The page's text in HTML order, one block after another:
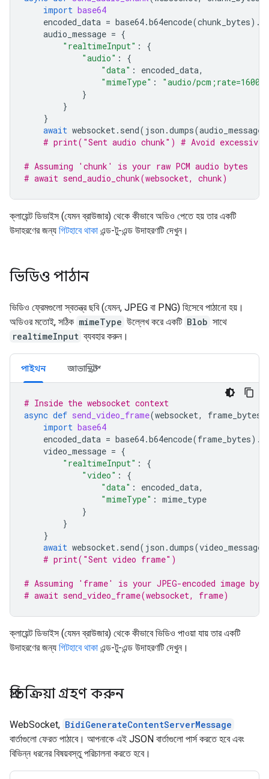
import base64
encoded_data = base64.b64encode(chunk_bytes) .
audio_message = {
"realtimeInput" :
{
"audio" :
{
"data" : encoded_data,
"mimeType" :
"audio/
}
}
}
await websocket. send( json .dumps(audio_message
# print("Sent audio chunk") # Avoid excessive
# Assuming 'chunk' is your raw PCM audio bytes
# await send_audio_chunk(websocket, chunk)
ক্লায়েন্ট ডিভাইস (যেমন ব্রাউজার) থেকে কীভাবে অডিও পেতে হয় তার একটি
উদাহরণের জন্য গিটহাবে থাকা এন্ড-টু-এন্ড উদাহরণটি দেখুন।
ভিডিও পাঠান
ভিডিও ফ্রেমগুলো স্বতন্ত্র ছবি (যেমন, JPEG বা PNG) হিসেবে পাঠানো হয়।
অডিওর মতোই, সঠিক mimeType উল্লেখ করে একটি Blob সাথে
realtimeInput ব্যবহার করুন।
পাইথন জাভাস্ক্রিপ্ট
# Inside the websocket context
async def send_video_frame(websocket, frame_bytes
import base64
encoded_data = base64.b64encode(frame_bytes) .
video_message = {
"realtimeInput" :
{
"video" :
{
"data" : encoded_data,
"mimeType" : mime_type
}
}
}
await websocket. send( json .dumps(video_message
# print("Sent video frame")
# Assuming 'frame' is your JPEG-encoded image
# await send_video_frame(websocket, frame)
ক্লায়েন্ট ডিভাইস (যেমন ব্রাউজার) থেকে কীভাবে ভিডিও পাওয়া যায় তার একটি
উদাহরণের জন্য গিটহাবে থাকা এন্ড-টু-এন্ড উদাহরণটি দেখুন।
প্রতিক্রিয়া গ্রহণ করুন
WebSocket, BidiGenerateContentServerMessage
বার্তাগুলো ফেরত পাঠাবে। আপনাকে এই JSON বার্তাগুলো পার্স করতে হবে এবং
বিভিন্ন ধরনের বিষয়বস্তু পরিচালনা করতে হবে।